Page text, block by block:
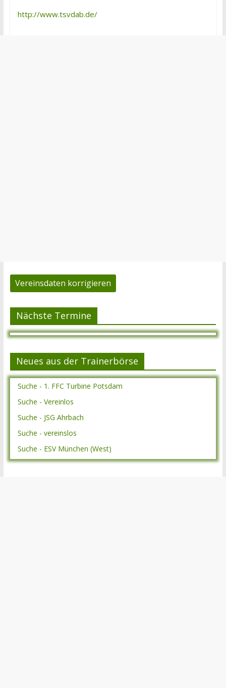
http://www.tsvdab.de/
Vereinsdaten korrigieren
Nächste Termine
Neues aus der Trainerbörse
Suche - 1. FFC Turbine Potsdam
Suche - Vereinlos
Suche - JSG Ahrbach
Suche - vereinslos
Suche - ESV München (West)